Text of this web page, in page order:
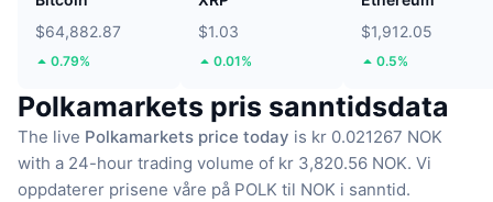
$64,882.87
0.79%
$1.03
0.01%
$1,912.05
0.5%
Polkamarkets pris sanntidsdata
The live Polkamarkets price today is kr 0.021267 NOK
with a 24-hour trading volume of kr 3,820.56 NOK. Vi
oppdaterer prisene våre på POLK til NOK i sanntid.